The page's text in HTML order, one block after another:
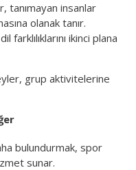
tanımayan insanlar
olanak tanır.
ikinci plana
grup aktivitelerine
bulundurmak, spor
sunar.